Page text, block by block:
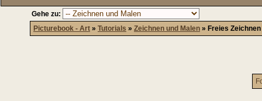
Gehe zu:
Picturebook - Art » Tutorials » Zeichnen und Malen » Freies Zeichnen